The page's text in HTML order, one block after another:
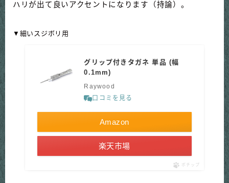
ハリが出て良いアクセントになります（持論）。
▼細いスジボリ用
グリップ付きタガネ 単品 (幅
0.1mm)
Raywood
口コミを見る
Amazon
楽天市場
ポチップ